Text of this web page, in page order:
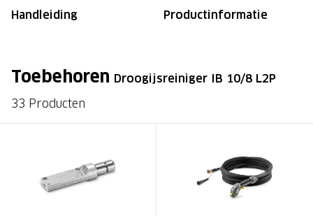
Handleiding Productinformatie
Toebehoren Droogijsreiniger IB 10/8 L2P
33 Producten